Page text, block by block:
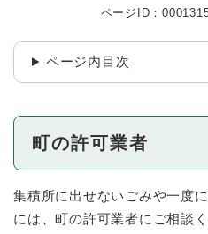
ページID：
ページ内目次
町の許可業者
集積所に出せないごみや一度
には、町の許可業者にご相談く